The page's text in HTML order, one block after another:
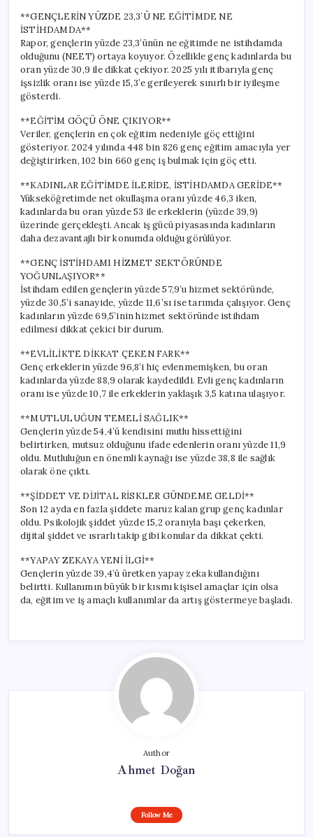
**GENÇLERİN YÜZDE 23,3’Ü NE EĞİTİMDE NE
İSTİHDAMDA**
Rapor, gençlerin yüzde 23,3’ünün ne eğitimde ne istihdamda
olduğunu (NEET) ortaya koyuyor. Özellikle genç kadınlarda bu
oran yüzde 30,9 ile dikkat çekiyor. 2025 yılı itibarıyla genç
işsizlik oranı ise yüzde 15,3’e gerileyerek sınırlı bir iyileşme
gösterdi.
**EĞİTİM GÖÇÜ ÖNE ÇIKIYOR**
Veriler, gençlerin en çok eğitim nedeniyle göç ettiğini
gösteriyor. 2024 yılında 448 bin 826 genç eğitim amacıyla yer
değiştirirken, 102 bin 660 genç iş bulmak için göç etti.
**KADINLAR EĞİTİMDE İLERİDE, İSTİHDAMDA GERİDE**
Yükseköğretimde net okullaşma oranı yüzde 46,3 iken,
kadınlarda bu oran yüzde 53 ile erkeklerin (yüzde 39,9)
üzerinde gerçekleşti. Ancak iş gücü piyasasında kadınların
daha dezavantajlı bir konumda olduğu görülüyor.
**GENÇ İSTİHDAMI HİZMET SEKTÖRÜNDE
YOĞUNLAŞIYOR**
İstihdam edilen gençlerin yüzde 57,9’u hizmet sektöründe,
yüzde 30,5’i sanayide, yüzde 11,6’sı ise tarımda çalışıyor. Genç
kadınların yüzde 69,5’inin hizmet sektöründe istihdam
edilmesi dikkat çekici bir durum.
**EVLİLİKTE DİKKAT ÇEKEN FARK**
Genç erkeklerin yüzde 96,8’i hiç evlenmemişken, bu oran
kadınlarda yüzde 88,9 olarak kaydedildi. Evli genç kadınların
oranı ise yüzde 10,7 ile erkeklerin yaklaşık 3,5 katına ulaşıyor.
**MUTLULUĞUN TEMELİ SAĞLIK**
Gençlerin yüzde 54,4’ü kendisini mutlu hissettiğini
belirtirken, mutsuz olduğunu ifade edenlerin oranı yüzde 11,9
oldu. Mutluluğun en önemli kaynağı ise yüzde 38,8 ile sağlık
olarak öne çıktı.
**ŞİDDET VE DİJİTAL RİSKLER GÜNDEME GELDİ**
Son 12 ayda en fazla şiddete maruz kalan grup genç kadınlar
oldu. Psikolojik şiddet yüzde 15,2 oranıyla başı çekerken,
dijital şiddet ve ısrarlı takip gibi konular da dikkat çekti.
**YAPAY ZEKAYA YENİ İLGİ**
Gençlerin yüzde 39,4’ü üretken yapay zeka kullandığını
belirtti. Kullanımın büyük bir kısmı kişisel amaçlar için olsa
da, eğitim ve iş amaçlı kullanımlar da artış göstermeye başladı.
Author
Ahmet Doğan
Follow Me